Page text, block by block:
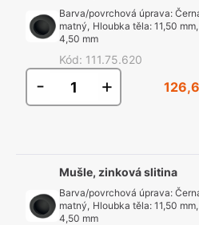
Barva/povrchová úprava:
matný, Hloubka těla:11,50 mm,
4,50 mm
Kód: 111.75.620
- +
Mušle, zinková slitina
Barva/povrchová úprava:
matný, Hloubka těla:11,50 mm,
4,50 mm